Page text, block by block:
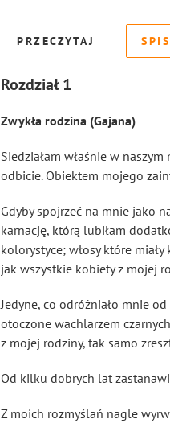
PRZECZYTAJ
Rozdział 1
Zwykła rodzina (Gajana)
Siedziałam właśnie w
odbicie. Obiektem mojego
Gdyby spojrzeć na mnie jako
karnację, którą lubiłam
kolorystyce; włosy które
jak wszystkie kobiety z mojej
Jedyne, co odróżniało mnie
otoczone wachlarzem
z mojej rodziny, tak samo
Od kilku dobrych lat
Z moich rozmyślań nagle